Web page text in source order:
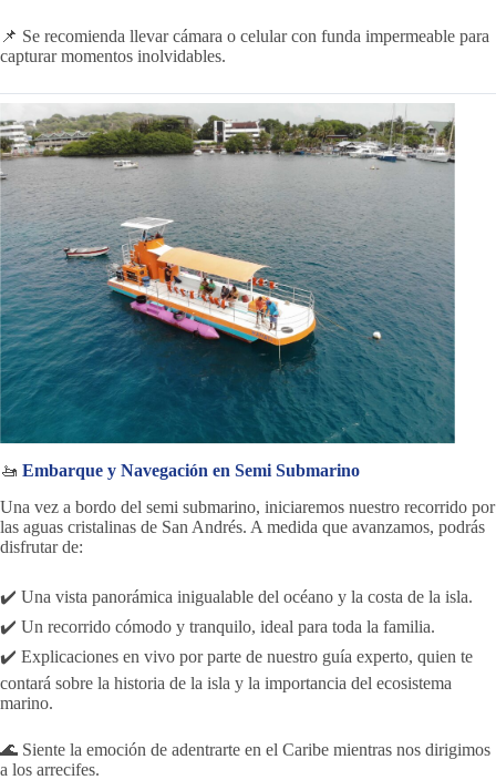
📌 Se recomienda llevar cámara o celular con funda impermeable para
capturar momentos inolvidables.
🚤 Embarque y Navegación en Semi Submarino
Una vez a bordo del semi submarino, iniciaremos nuestro recorrido por
las aguas cristalinas de San Andrés. A medida que avanzamos, podrás
disfrutar de:
✔️ Una vista panorámica inigualable del océano y la costa de la isla.
✔️ Un recorrido cómodo y tranquilo, ideal para toda la familia.
✔️ Explicaciones en vivo por parte de nuestro guía experto, quien te
contará sobre la historia de la isla y la importancia del ecosistema
marino.
🌊 Siente la emoción de adentrarte en el Caribe mientras nos dirigimos
a los arrecifes.